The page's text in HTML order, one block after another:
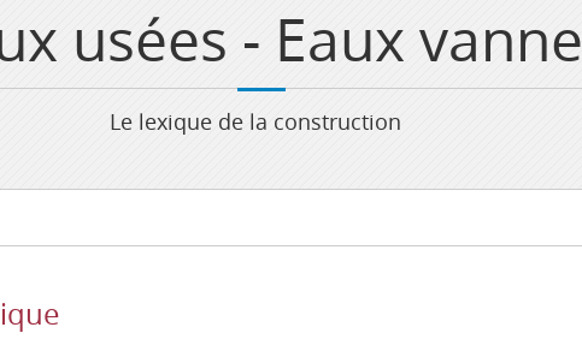
usées - Eaux vanne
Le lexique de la construction